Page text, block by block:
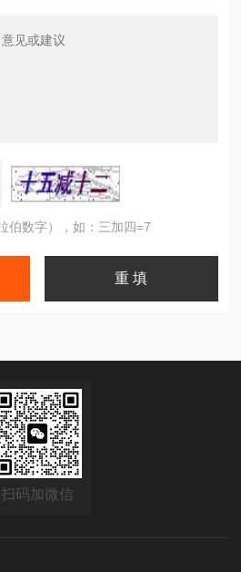
伯数字），如：三加四=7
扫码加微信